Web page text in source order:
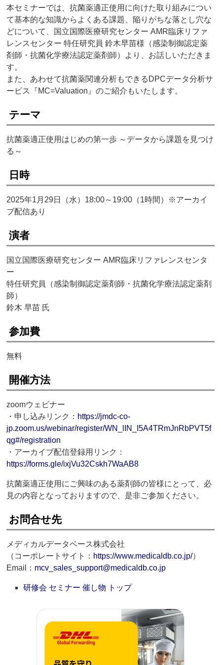
本セミナーでは、抗菌薬適正使用に向けた取り組みについ
て基本的な知識からよくある課題、陥りがちな落とし穴な
どについて、国立国際医療研究センター AMR臨床リファ
レンスセンター 特任研究員 鈴木早苗様（感染制御認定薬
剤師・抗菌化学療法認定薬剤師）より、お話しいただきま
す。
また、あわせて抗菌薬関連分析もできるDPCデータ分析サ
ービス『MC=Valuation』のご紹介もいたします。
テーマ
抗菌薬適正使用はじめの第一歩 ～データから課題を見つけ
る～
日時
2025年1月29日（水）18:00～19:00（1時間）※アーカイ
ブ配信あり
演者
国立国際医療研究センター AMR臨床リファレンスセンタ
ー
特任研究員（感染制御認定薬剤師・抗菌化学療法認定薬剤
師）
鈴木 早苗 氏
参加費
無料
開催方法
zoomウェビナー
・申し込みリンク： https://jmdc-co-
jp.zoom.us/webinar/register/WN_lIN_I5A4TRmJnRbPVT5f
qg#/registration
・アーカイブ配信登録用リンク：
https://forms.gle/ixjVu32Cskh7WaAB8
抗菌薬適正使用にご興味のある薬剤師の皆様にとって、必
見の内容となっておりますので、是非ご参加ください。
お問合せ先
メディカルデータベース株式会社
（コーポレートサイト： https://www.medicaldb.co.jp/）
Email： mcv_sales_support@medicaldb.co.jp
研修会 セミナー 催し物 トップ